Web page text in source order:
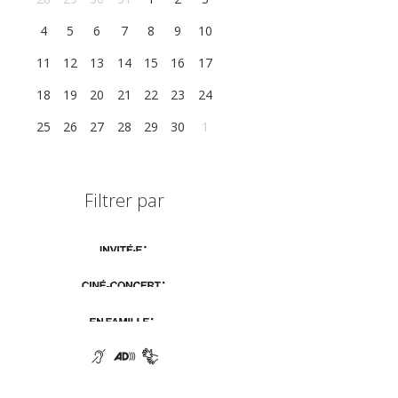
4
5 6 7 8 9
10
11
12 13 14 15 16
17
18
19 20 21 22 23
24
25
26 27 28 29 30 1
Filtrer par